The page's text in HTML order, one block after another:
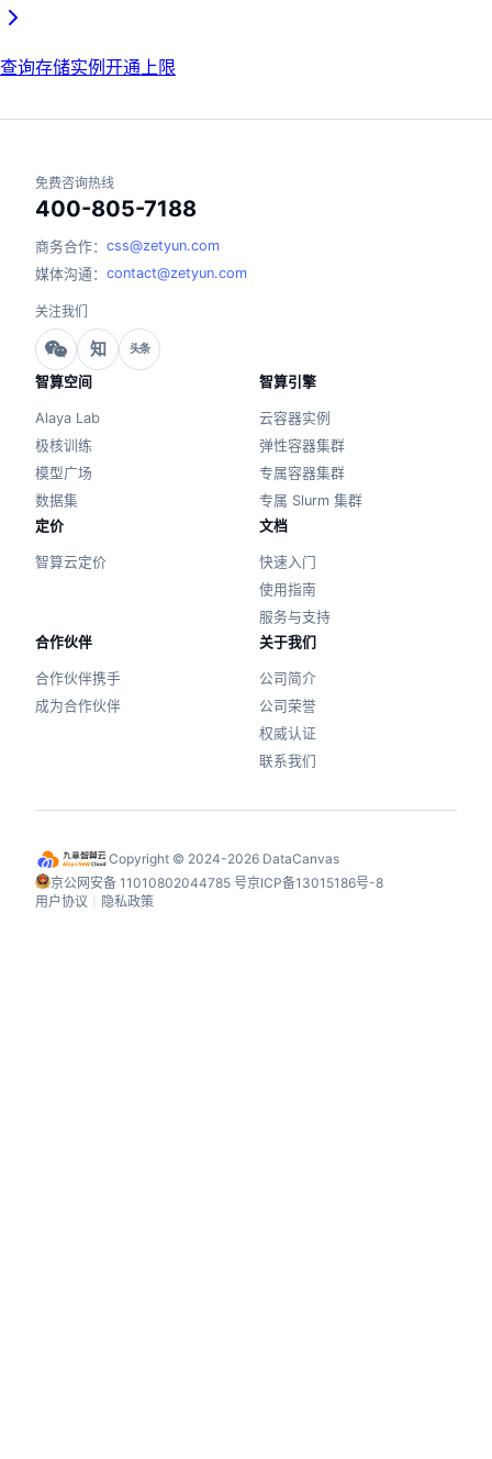
查询存储实例开通上限
免费咨询热线
400-805-7188
商务合作： css@zetyun.com
媒体沟通： contact@zetyun.com
关注我们
知 头条
智算空间
Alaya Lab
极核训练
模型广场
数据集
智算引擎
云容器实例
弹性容器集群
专属容器集群
专属 Slurm 集群
定价
智算云定价
文档
快速入门
使用指南
服务与支持
合作伙伴
合作伙伴携手
成为合作伙伴
关于我们
公司简介
公司荣誉
权威认证
联系我们
Copyright © 2024-2026 DataCanvas
京公网安备 11010802044785 号京ICP备13015186号-8
用户协议
隐私政策